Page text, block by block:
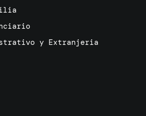
y Extranjeria